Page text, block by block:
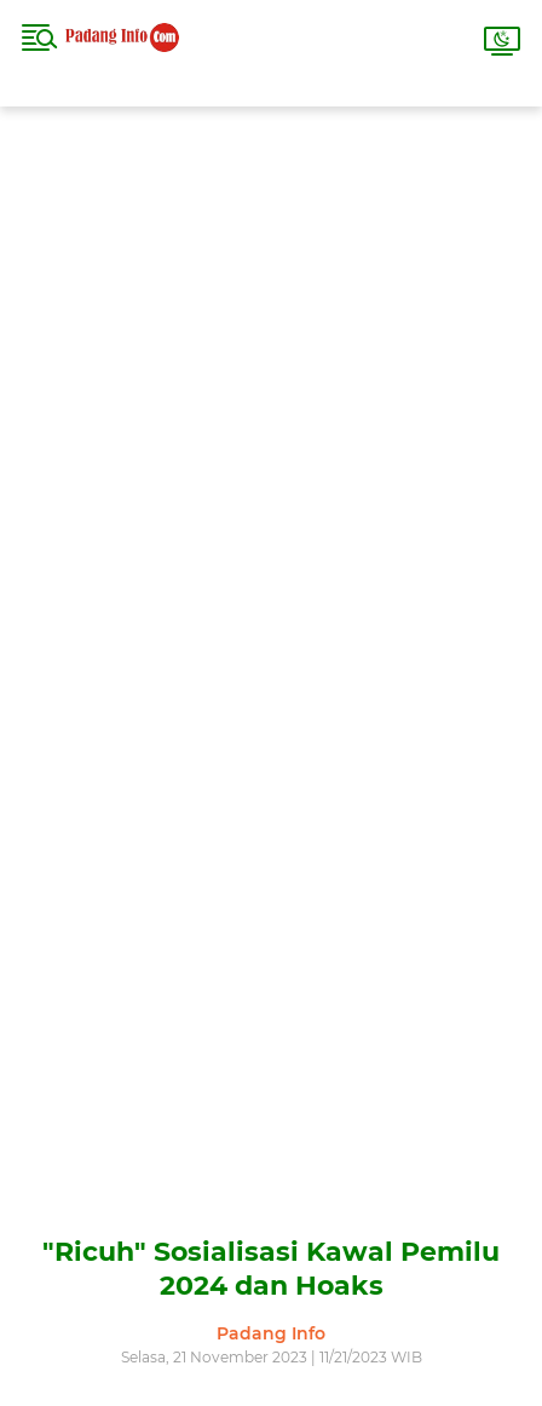
"Ricuh" Sosialisasi Kawal Pemilu
2024 dan Hoaks
Padang Info
Selasa, 21 November 2023 | 11/21/2023 WIB